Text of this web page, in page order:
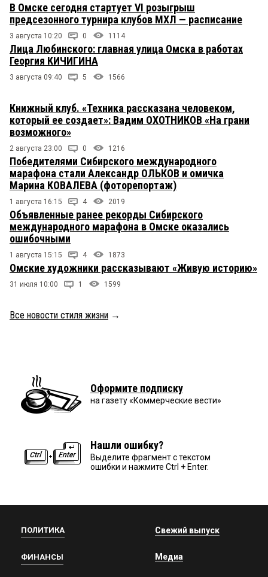
В Омске сегодня стартует VI розыгрыш
предсезонного турнира клубов МХЛ — расписание
3 августа 10:20 0 1114
Лица Любинского: главная улица Омска в работах
Георгия КИЧИГИНА
3 августа 09:40 5 1566
Книжный клуб. «Техника рассказана человеком,
который ее создает»: Вадим ОХОТНИКОВ «На грани
возможного»
2 августа 23:00 0 1216
Победителями Сибирского международного
марафона стали Александр ОЛЬКОВ и омичка
Марина КОВАЛЕВА (фоторепортаж)
1 августа 16:15 4 2019
Объявленные ранее рекорды Сибирского
международного марафона в Омске оказались
ошибочными
1 августа 15:15 4 1873
Омские художники рассказывают «Живую историю»
31 июля 10:00 1 1599
Все новости стиля жизни →
Оформите подписку
на газету «Коммерческие вести»
Нашли ошибку?
Выделите фрагмент с текстом
ошибки и нажмите Ctrl + Enter.
ПОЛИТИКА
ФИНАНСЫ
Свежий выпуск
Медиа